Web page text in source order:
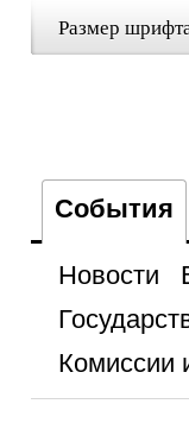
Размер
События
Новости
Комиссии